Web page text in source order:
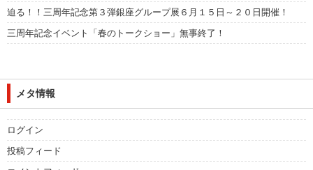
迫る！！三周年記念第３弾銀座グループ展６月１５日～２０日開催！
三周年記念イベント「春のトークショー」無事終了！
メタ情報
ログイン
投稿フィード